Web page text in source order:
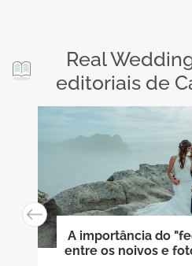
Real
editoriais de
A importância do
entre os noivos e